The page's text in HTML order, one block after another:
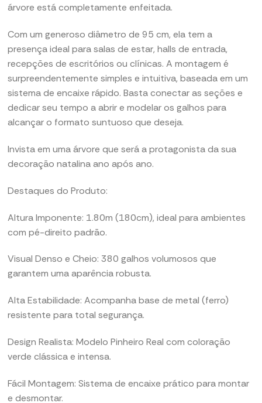
árvore está completamente enfeitada.
Com um generoso diâmetro de 95 cm, ela tem a
presença ideal para salas de estar, halls de entrada,
recepções de escritórios ou clínicas. A montagem é
surpreendentemente simples e intuitiva, baseada em um
sistema de encaixe rápido. Basta conectar as seções e
dedicar seu tempo a abrir e modelar os galhos para
alcançar o formato suntuoso que deseja.
Invista em uma árvore que será a protagonista da sua
decoração natalina ano após ano.
Destaques do Produto:
Altura Imponente: 1.80m (180cm), ideal para ambientes
com pé-direito padrão.
Visual Denso e Cheio: 380 galhos volumosos que
garantem uma aparência robusta.
Alta Estabilidade: Acompanha base de metal (ferro)
resistente para total segurança.
Design Realista: Modelo Pinheiro Real com coloração
verde clássica e intensa.
Fácil Montagem: Sistema de encaixe prático para montar
e desmontar.